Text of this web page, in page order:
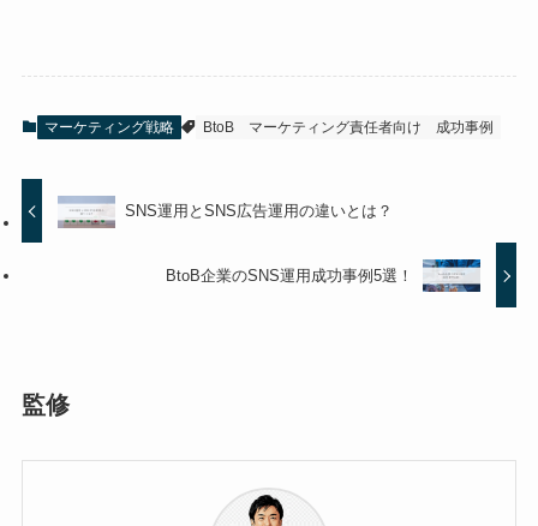
マーケティング戦略 BtoB マーケティング責任者向け 成功事例
SNS運用とSNS広告運用の違いとは？
BtoB企業のSNS運用成功事例5選！
監修